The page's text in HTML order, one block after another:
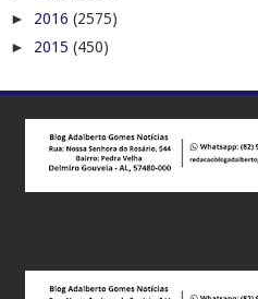
► 2016 (2575)
► 2015 (450)